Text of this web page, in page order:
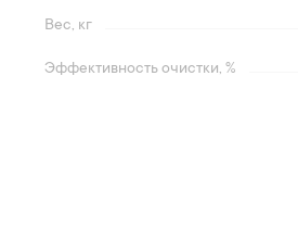
Вес, кг
Эффективность очистки, %